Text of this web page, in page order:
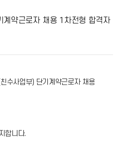
계약근로자 채용 1차전형 합격자
수사업부) 단기계약근로자 채용
합니다.